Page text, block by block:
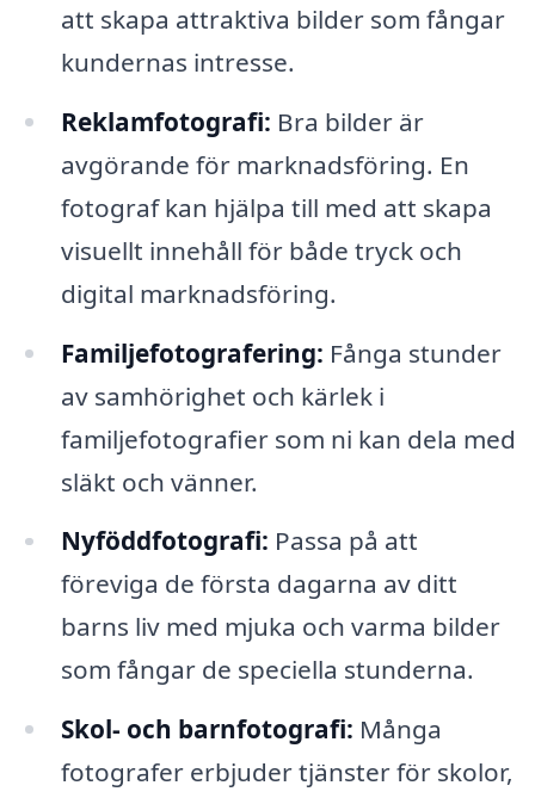
att skapa attraktiva bilder som fångar
kundernas intresse.
Reklamfotografi: Bra bilder är
avgörande för marknadsföring. En
fotograf kan hjälpa till med att skapa
visuellt innehåll för både tryck och
digital marknadsföring.
Familjefotografering: Fånga stunder
av samhörighet och kärlek i
familjefotografier som ni kan dela med
släkt och vänner.
Nyföddfotografi: Passa på att
föreviga de första dagarna av ditt
barns liv med mjuka och varma bilder
som fångar de speciella stunderna.
Skol- och barnfotografi: Många
fotografer erbjuder tjänster för skolor,